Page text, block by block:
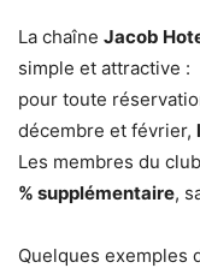
La chaîne Jacob
simple et attractive :
pour toute
décembre et février,
Les membres du
% supplémentaire,
Quelques exemples